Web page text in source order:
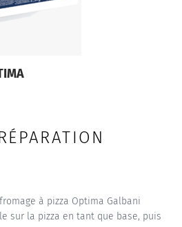
à pizza Optima Galbani
sur la pizza en tant que base, puis